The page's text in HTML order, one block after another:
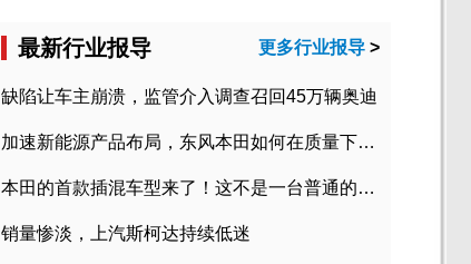
最新行业报导 更多行业报导 >
缺陷让车主崩溃，监管介入调查召回45万辆奥迪
加速新能源产品布局，东风本田如何在质量下转型？
本田的首款插混车型来了！这不是一台普通的CR-V
销量惨淡，上汽斯柯达持续低迷